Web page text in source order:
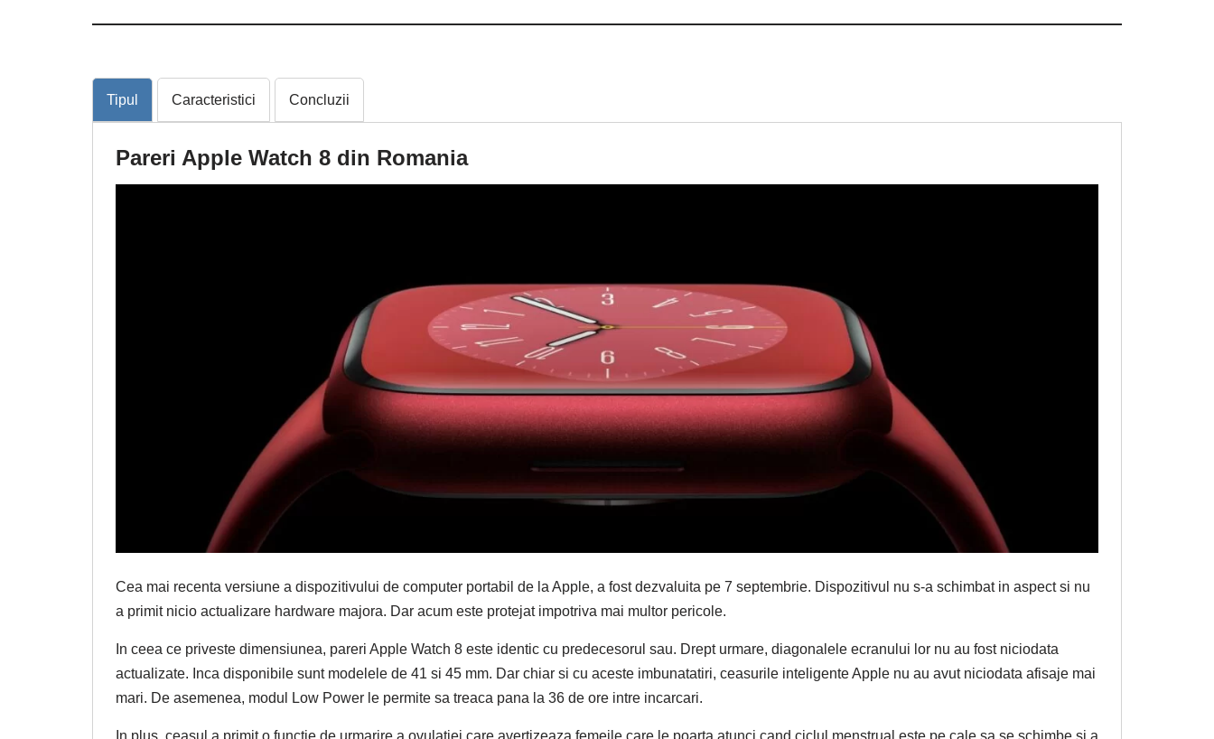
Tipul Caracteristici Concluzii
Pareri Apple Watch 8 din Romania
Cea mai recenta versiune a dispozitivului de computer portabil de la Apple, a fost dezvaluita pe 7 septembrie. Dispozitivul nu s-a schimbat in aspect si nu
a primit nicio actualizare hardware majora. Dar acum este protejat impotriva mai multor pericole.
In ceea ce priveste dimensiunea, pareri Apple Watch 8 este identic cu predecesorul sau. Drept urmare, diagonalele ecranului lor nu au fost niciodata
actualizate. Inca disponibile sunt modelele de 41 si 45 mm. Dar chiar si cu aceste imbunatatiri, ceasurile inteligente Apple nu au avut niciodata afisaje mai
mari. De asemenea, modul Low Power le permite sa treaca pana la 36 de ore intre incarcari.
In plus, ceasul a primit o functie de urmarire a ovulatiei care avertizeaza femeile care le poarta atunci cand ciclul menstrual este pe cale sa se schimbe si a